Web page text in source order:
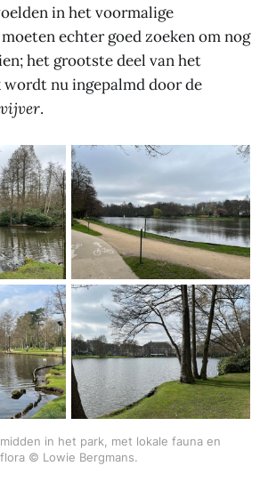
in het voormalige
echter goed zoeken om nog
het grootste deel van het
nu ingepalmd door de
.
in het park, met lokale fauna en
flora © Lowie Bergmans.